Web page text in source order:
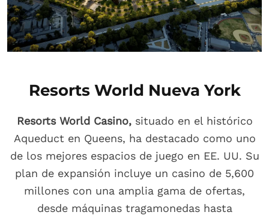
Resorts World Nueva York
Resorts World Casino,situado en el histórico
Aqueduct en Queens, ha destacado como uno
de los mejores espacios de juego en EE. UU. Su
plan de expansión incluye un casino de 5,600
millones con una amplia gama de ofertas,
desde máquinas tragamonedas hasta